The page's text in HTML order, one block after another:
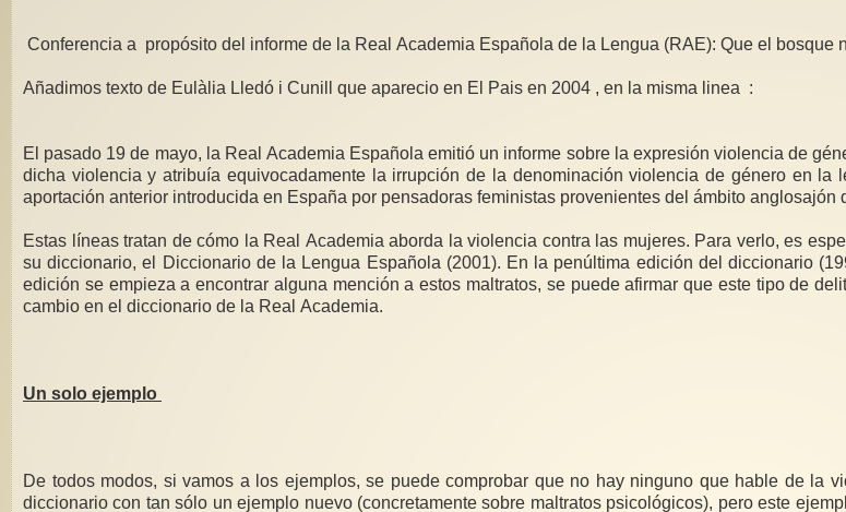
Conferencia a propósito del informe de la Real Academia Española de la Lengua (RAE): Que el bosque
Añadimos texto de Eulàlia Lledó i Cunill que aparecio en El Pais en 2004 , en la misma linea :
El pasado 19 de mayo, la Real Academia Española emitió un informe sobre la expresión violencia de
dicha violencia y atribuía equivocadamente la irrupción de la denominación violencia de género en
aportación anterior introducida en España por pensadoras feministas provenientes del ámbito anglosajón
Estas líneas tratan de cómo la Real Academia aborda la violencia contra las mujeres. Para verlo, es
su diccionario, el Diccionario de la Lengua Española (2001). En la penúltima edición del diccionario
edición se empieza a encontrar alguna mención a estos maltratos, se puede afirmar que este tipo de
cambio en el diccionario de la Real Academia.
Un solo ejemplo
De todos modos, si vamos a los ejemplos, se puede comprobar que no hay ninguno que hable de la
diccionario con tan sólo un ejemplo nuevo (concretamente sobre maltratos psicológicos), pero este